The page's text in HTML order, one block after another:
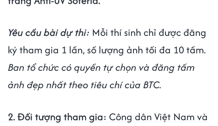
Yêu cầu bài dự thi: Mỗi thí sinh chỉ được đăng
ký tham gia 1 lần, số lượng ảnh tối đa 10 tấm.
Ban tổ chức có quyền tự chọn và đăng tấm
ảnh đẹp nhất theo tiêu chí của BTC.
2. Đối tượng tham gia: Công dân Việt Nam và